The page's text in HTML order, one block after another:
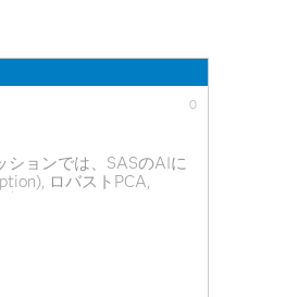
0
ションでは、SASのAIに
ロバストPCA,
えてご紹介していま
済み） SAS Viya で異
下をご覧ください。
は以下のブログを参照し